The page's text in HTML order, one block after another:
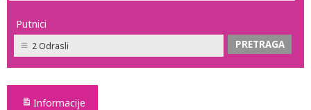
Putnici
2 Odrasli
Informacije